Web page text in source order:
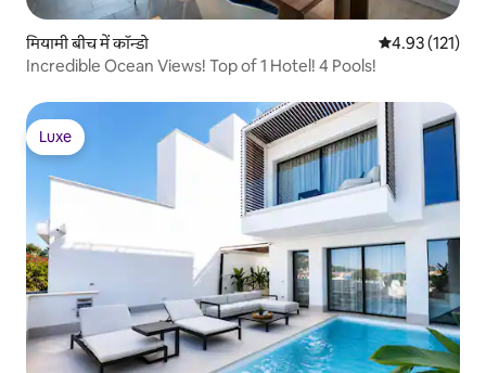
मियामी बीच में कॉन्डो औसत रेटिंग 5 में से
4.93 (121)
Incredible Ocean Views! Top of 1 Hotel! 4 Pools!
Luxe
Luxe